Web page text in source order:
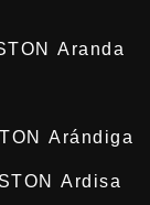
Aranda
Arándiga
Ardisa